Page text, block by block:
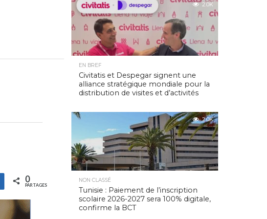
0
PARTAGES
2.0K
EN BREF
Civitatis et Despegar signent une
alliance stratégique mondiale pour la
distribution de visites et d’activités
2.0K
NON CLASSÉ
Tunisie : Paiement de l’inscription
scolaire 2026-2027 sera 100% digitale,
confirme la BCT